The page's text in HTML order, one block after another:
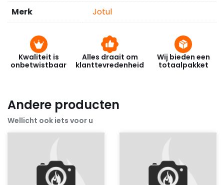
Merk Jotul
Kwaliteit is
onbetwistbaar
Alles draait om
klanttevredenheid
Wij bieden een
totaalpakket
Andere producten
Wellicht ook iets voor u